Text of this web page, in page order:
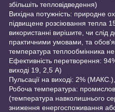
збільшіть тепловідведення)
Вихідна потужність: природне
підвищене розсіювання тепла
використанні вирішите, чи слід
практичними умовами, та
температура теплообмінника
Ефективність перетворення:
виході 19, 2,5 А)
Пульсації на виході: 2%
Робоча температура:
(температура навколишнього
зниження енергоспоживання